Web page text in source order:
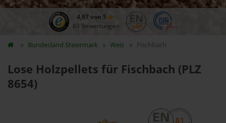
4,97 von 5
83 Bewertungen
Bundesland Steiermark Weiz Fischbach
Lose Holzpellets für Fischbach (PLZ
8654)